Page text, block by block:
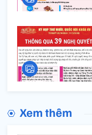
Xem thêm